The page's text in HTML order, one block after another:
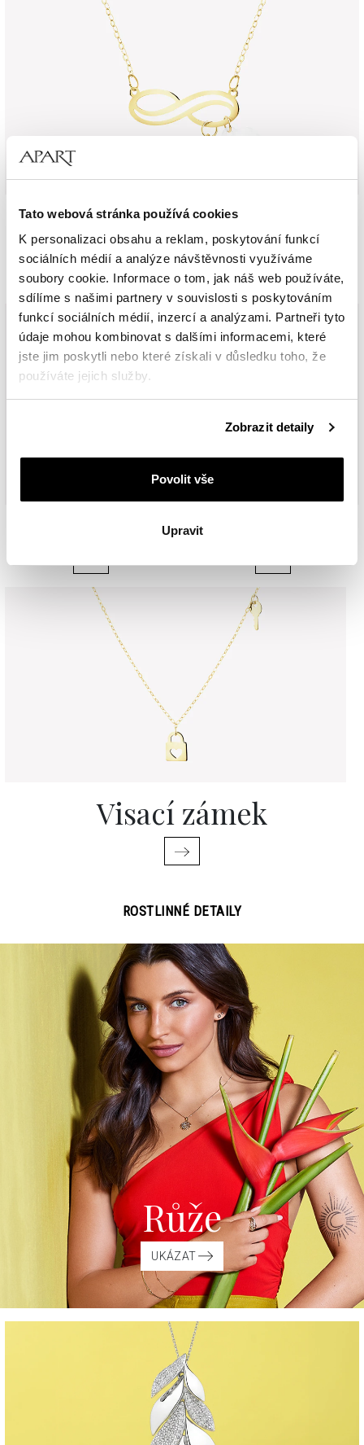
Tato webová stránka používá cookies
K personalizaci obsahu a reklam, poskytování funkcí
sociálních médií a analýze návštěvnosti využíváme
soubory cookie. Informace o tom, jak náš web používáte,
sdílíme s našimi partnery v souvislosti s poskytováním
funkcí sociálních médií, inzercí a analýzami. Partneři tyto
údaje mohou kombinovat s dalšími informacemi, které
jste jim poskytli nebo které získali v důsledku toho, že
používáte jejich služby.
Zásadách ochrany osobních údajů
Zobrazit detaily
Povolit vše
Upravit
Nekonečno
Visací zámek
ROSTLINNÉ DETAILY
Růže
UKÁZAT